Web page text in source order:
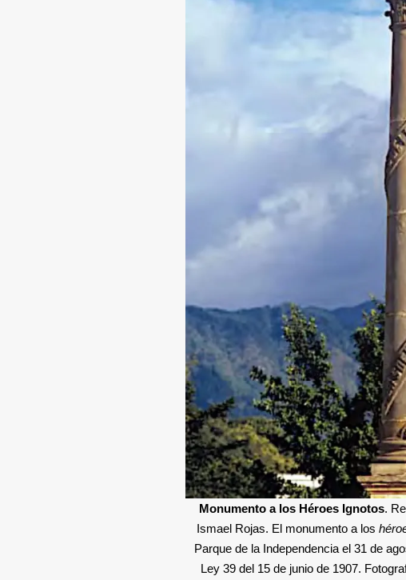
Monumento a los Héroes Ignotos.
Ismael Rojas. El monumento a los
Parque de la Independencia el 31 de
Ley 39 del 15 de junio de 1907.